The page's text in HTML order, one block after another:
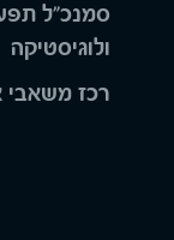
סמנכ"ל
ולוגיסטיקה
רכז משאבי